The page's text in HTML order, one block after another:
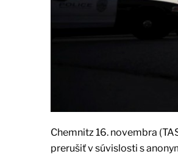
Chemnitz 16. novembra
prerušiť v súvislosti s